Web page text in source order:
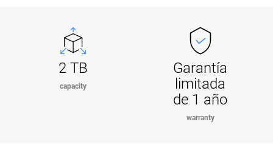
2 TB
capacity
Garantía
limitada
de 1 año
warranty